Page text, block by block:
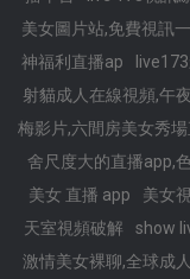
美女圖片站,免費視訊
神福利直播ap
射貓成人在線視頻,午
梅影片,六間房美女秀
舍尺度大的直播app,
美女 直播 app
美女
天室視頻破解
show
激情美女裸聊,全球成